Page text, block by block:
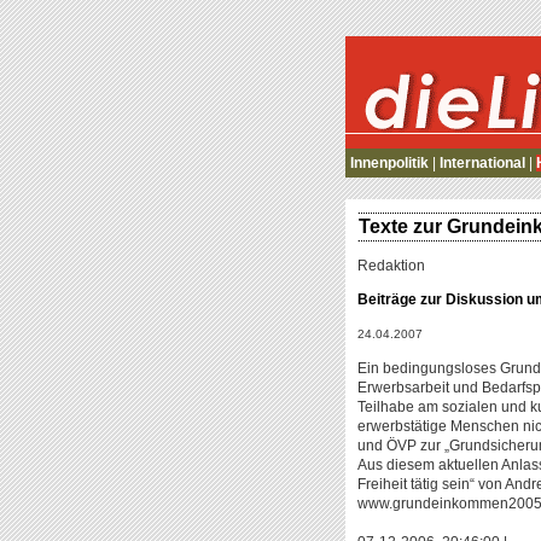
die Linke
Innenpolitik International
Texte zur
Redaktion
Beiträge zur Diskussion
24.04.2007
Ein bedingungsloses
Erwerbsarbeit und
Teilhabe am sozialen und
erwerbstätige Menschen
und ÖVP zur
Aus diesem aktuellen
Freiheit tätig sein“ von